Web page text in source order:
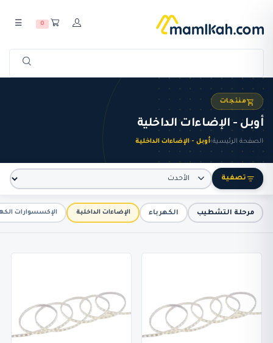
0
☰
منتجات
أوبل - الإضاءات الداخلية
الصفحة الرئيسية›أوبل - الإضاءات الداخلية
تصفية
مرحلة التشطيب الكهرباء الإضاءات الداخلية الإكسسوارات